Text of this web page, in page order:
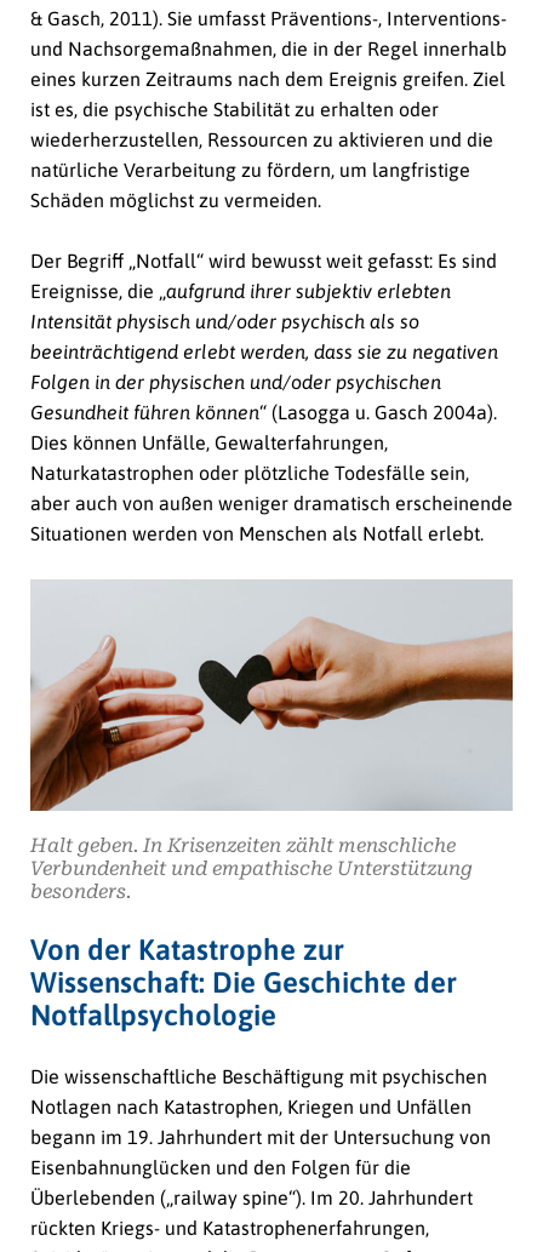
& Gasch, 2011). Sie umfasst Präventions-, Interventions-
und Nachsorgemaßnahmen, die in der Regel innerhalb
eines kurzen Zeitraums nach dem Ereignis greifen. Ziel
ist es, die psychische Stabilität zu erhalten oder
wiederherzustellen, Ressourcen zu aktivieren und die
natürliche Verarbeitung zu fördern, um langfristige
Schäden möglichst zu vermeiden.
Der Begriff „Notfall“ wird bewusst weit gefasst: Es sind
Ereignisse, die „aufgrund ihrer subjektiv erlebten
Intensität physisch und/oder psychisch als so
beeinträchtigend erlebt werden, dass sie zu negativen
Folgen in der physischen und/oder psychischen
Gesundheit führen können“ (Lasogga u. Gasch 2004a).
Dies können Unfälle, Gewalterfahrungen,
Naturkatastrophen oder plötzliche Todesfälle sein,
aber auch von außen weniger dramatisch erscheinende
Situationen werden von Menschen als Notfall erlebt.
Halt geben. In Krisenzeiten zählt menschliche
Verbundenheit und empathische Unterstützung
besonders.
Von der Katastrophe zur
Wissenschaft: Die Geschichte der
Notfallpsychologie
Die wissenschaftliche Beschäftigung mit psychischen
Notlagen nach Katastrophen, Kriegen und Unfällen
begann im 19. Jahrhundert mit der Untersuchung von
Eisenbahnunglücken und den Folgen für die
Überlebenden („railway spine“). Im 20. Jahrhundert
rückten Kriegs- und Katastrophenerfahrungen,